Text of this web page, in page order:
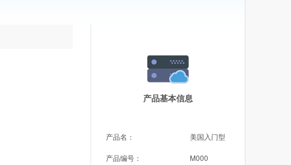
产品基本信息
产品名： 美国入门型
产品编号： M000